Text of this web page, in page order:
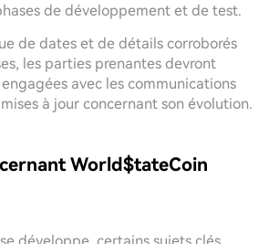
de développement et de test.
de dates et de détails corroborés
les parties prenantes devront
avec les communications
à jour concernant son évolution.
World$tateCoin